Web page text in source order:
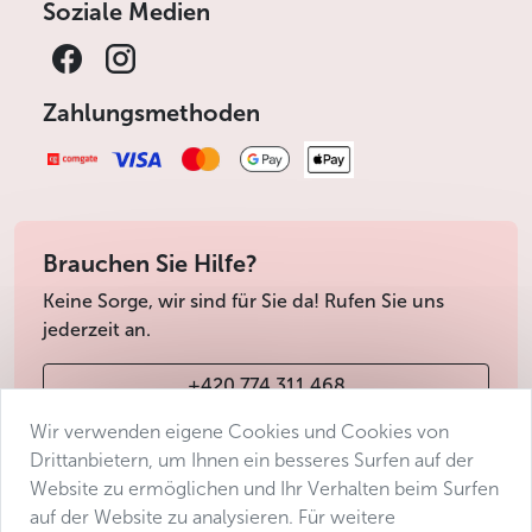
Soziale Medien
Zahlungsmethoden
Brauchen Sie Hilfe?
Keine Sorge, wir sind für Sie da! Rufen Sie uns
jederzeit an.
+420 774 311 468
info@avantgarde-prague.cz
Wir verwenden eigene Cookies und Cookies von
Drittanbietern, um Ihnen ein besseres Surfen auf der
Website zu ermöglichen und Ihr Verhalten beim Surfen
auf der Website zu analysieren. Für weitere